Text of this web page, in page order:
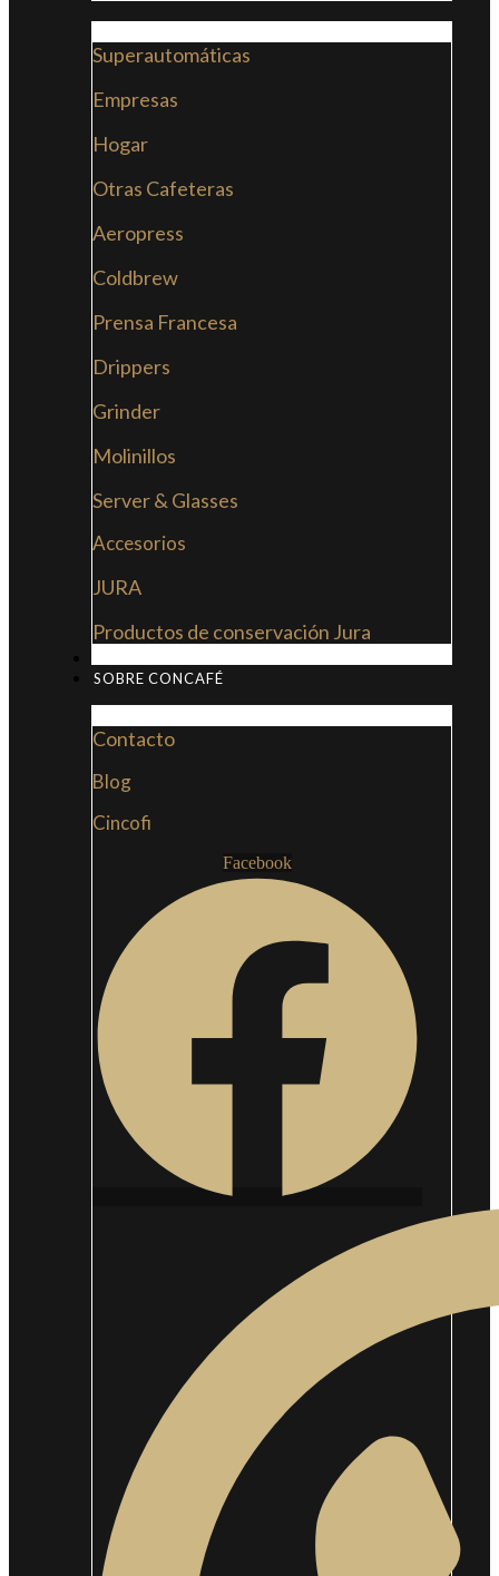
Superautomáticas
Empresas
Hogar
Otras Cafeteras
Aeropress
Coldbrew
Prensa Francesa
Drippers
Grinder
Molinillos
Server & Glasses
Accesorios
JURA
Productos de conservación Jura
SOBRE CONCAFÉ
Contacto
Blog
Cincofi
Facebook